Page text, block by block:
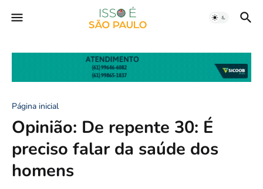
Página inicial
Opinião: De repente 30: É
preciso falar da saúde dos
homens